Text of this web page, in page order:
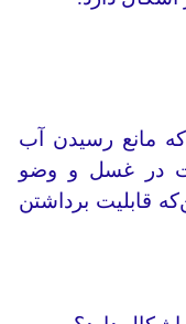
مانع رسیدن آب
در غسل و وضو
قابلیت برداشتن